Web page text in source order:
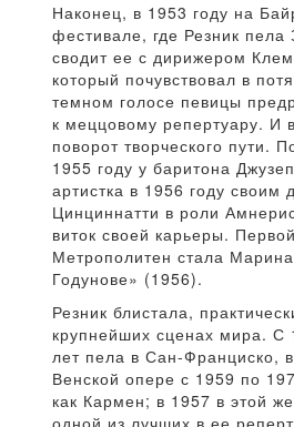
Наконец, в 1953 году на
фестивале, где Резник пела
сводит ее с дирижером
который почувствовал в
темном голосе певицы
к меццовому репертуару. И
поворот творческого пути.
1955 году у баритона
артистка в 1956 году своим
Цинциннатти в роли
виток своей карьеры.
Метрополитен стала
Годунове» (1956).
Резник блистала,
крупнейших сценах мира. С
лет пела в Сан-Франциско,
Венской опере с 1959 по
как Кармен; в 1957 в этой